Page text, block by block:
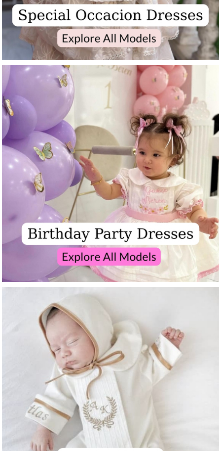
ADD TO CART
Vintage Fisto Pamuk Kumaş Kız Çocuk Elbise – Pamuk Astarlı, Bandanalı | 1-5
$30.99
$37.99 ADD TO CART
İsimli Penye Yenidoğan 3'lü Hastane Çıkışı Seti – Penye Tulum,
$50.99
$63.99